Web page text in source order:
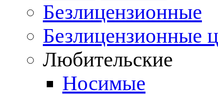
Безлицензионные
Безлицензионные
Любительские
Носимые